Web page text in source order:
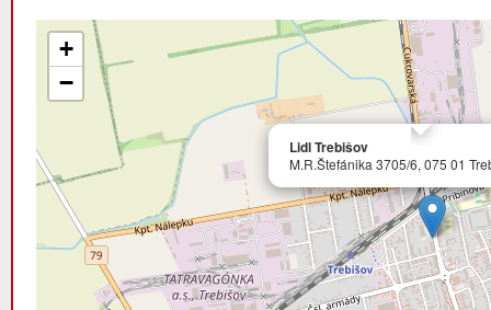
Lidl Trebišov
M.R.Štefánika 3705/6, 075 01
+
−